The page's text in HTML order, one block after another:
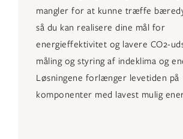
mangler for at kunne træffe
så du kan realisere dine mål for
energieffektivitet og lavere CO2-
måling og styring af indeklima og
Løsningene forlænger levetiden på
komponenter med lavest mulig